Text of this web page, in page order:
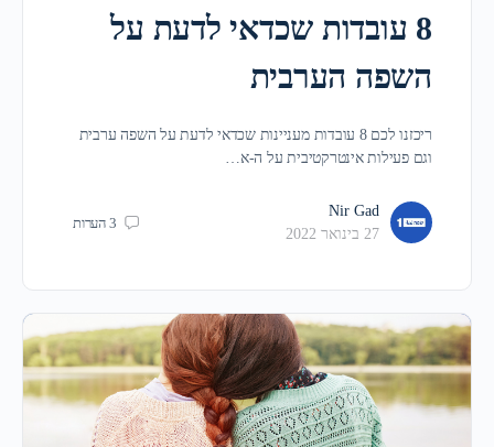
8 עובדות שכדאי לדעת על
השפה הערבית
ריכזנו לכם 8 עובדות מעניינות שכדאי לדעת על השפה ערבית
וגם פעילות אינטרקטיבית על ה-א…
Nir Gad
27 בינואר 2022
3 הערות